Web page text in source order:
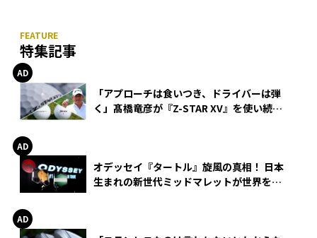
特集記事
「アプローチは食いつき、ドライバーは弾
く」髙橋竜彦が『Z-STAR XV』を使い続け
オデッセイ『タートル』旋風の真相！ 日本
生まれの新世代ミッドマレットが世界を席